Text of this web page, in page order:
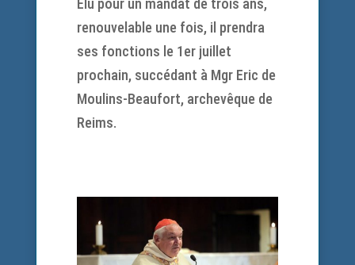
Elu pour un mandat de trois ans,
renouvelable une fois, il prendra
ses fonctions le 1er juillet
prochain, succédant à Mgr Eric de
Moulins-Beaufort, archevêque de
Reims.